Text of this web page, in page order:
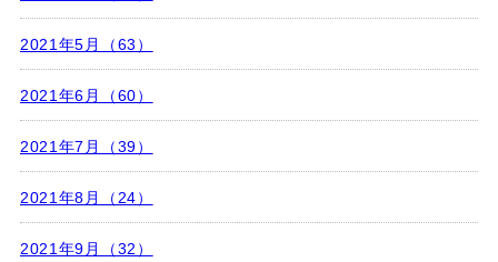
2021年5月（63）
2021年6月（60）
2021年7月（39）
2021年8月（24）
2021年9月（32）